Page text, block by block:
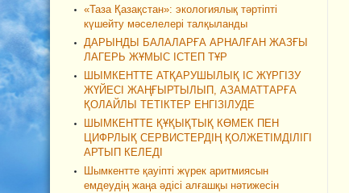
«Таза Қазақстан»: экологиялық тәртіпті
күшейту мәселелері талқыланды
ДАРЫНДЫ БАЛАЛАРҒА АРНАЛҒАН ЖАЗҒЫ
ЛАГЕРЬ ЖҰМЫС ІСТЕП ТҰР
ШЫМКЕНТТЕ АТҚАРУШЫЛЫҚ ІС ЖҮРГІЗУ
ЖҮЙЕСІ ЖАҢҒЫРТЫЛЫП, АЗАМАТТАРҒА
ҚОЛАЙЛЫ ТЕТІКТЕР ЕНГІЗІЛУДЕ
ШЫМКЕНТТЕ ҚҰҚЫҚТЫҚ КӨМЕК ПЕН
ЦИФРЛЫҚ СЕРВИСТЕРДІҢ ҚОЛЖЕТІМДІЛІГІ
АРТЫП КЕЛЕДІ
Шымкентте қауіпті жүрек аритмиясын
емдеудің жаңа әдісі алғашқы нәтижесін